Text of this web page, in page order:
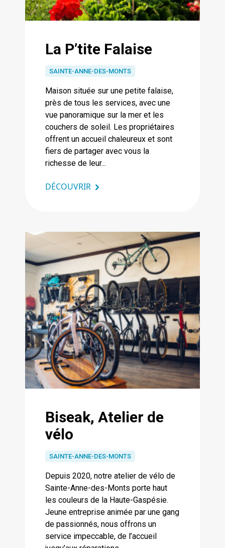
La P’tite Falaise
SAINTE-ANNE-DES-MONTS
Maison située sur une petite falaise,
près de tous les services, avec une
vue panoramique sur la mer et les
couchers de soleil. Les propriétaires
offrent un accueil chaleureux et sont
fiers de partager avec vous la
richesse de leur...
DÉCOUVRIR
Biseak, Atelier de
vélo
SAINTE-ANNE-DES-MONTS
Depuis 2020, notre atelier de vélo de
Sainte-Anne-des-Monts porte haut
les couleurs de la Haute-Gaspésie.
Jeune entreprise animée par une gang
de passionnés, nous offrons un
service impeccable, de l’accueil